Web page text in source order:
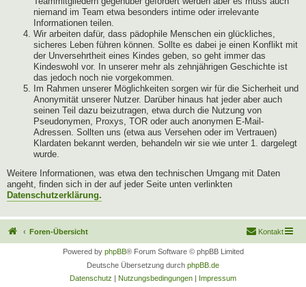
niemand im Team etwa besonders intime oder irrelevante
Informationen teilen.
Wir arbeiten dafür, dass pädophile Menschen ein glückliches,
sicheres Leben führen können. Sollte es dabei je einen Konflikt mit
der Unversehrtheit eines Kindes geben, so geht immer das
Kindeswohl vor. In unserer mehr als zehnjährigen Geschichte ist
das jedoch noch nie vorgekommen.
Im Rahmen unserer Möglichkeiten sorgen wir für die Sicherheit und
Anonymität unserer Nutzer. Darüber hinaus hat jeder aber auch
seinen Teil dazu beizutragen, etwa durch die Nutzung von
Pseudonymen, Proxys, TOR oder auch anonymen E-Mail-
Adressen. Sollten uns (etwa aus Versehen oder im Vertrauen)
Klardaten bekannt werden, behandeln wir sie wie unter 1. dargelegt
wurde.
Weitere Informationen, was etwa den technischen Umgang mit Daten
angeht, finden sich in der auf jeder Seite unten verlinkten
Datenschutzerklärung.
Foren-Übersicht Kontakt
Powered by phpBB® Forum Software © phpBB Limited
Deutsche Übersetzung durch phpBB.de
Datenschutz | Nutzungsbedingungen | Impressum